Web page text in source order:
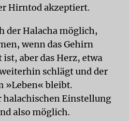
Hirntod akzeptiert.
der Halacha möglich,
wenn das Gehirn
aber das Herz, etwa
schlägt und der
»Leben« bleibt.
halachischen Einstellung
also möglich.